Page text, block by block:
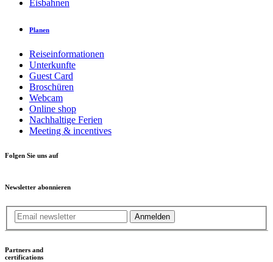
Eisbahnen
Planen
Reiseinformationen
Unterkunfte
Guest Card
Broschüren
Webcam
Online shop
Nachhaltige Ferien
Meeting & incentives
Folgen Sie uns auf
Newsletter abonnieren
Anmelden
Partners and
certifications